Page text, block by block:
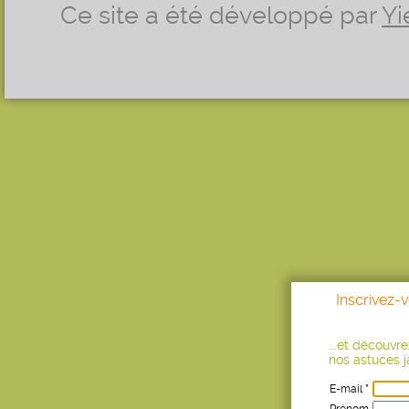
Ce site a été développé par
Inscrivez-
...et
nos astuces
E-mail *